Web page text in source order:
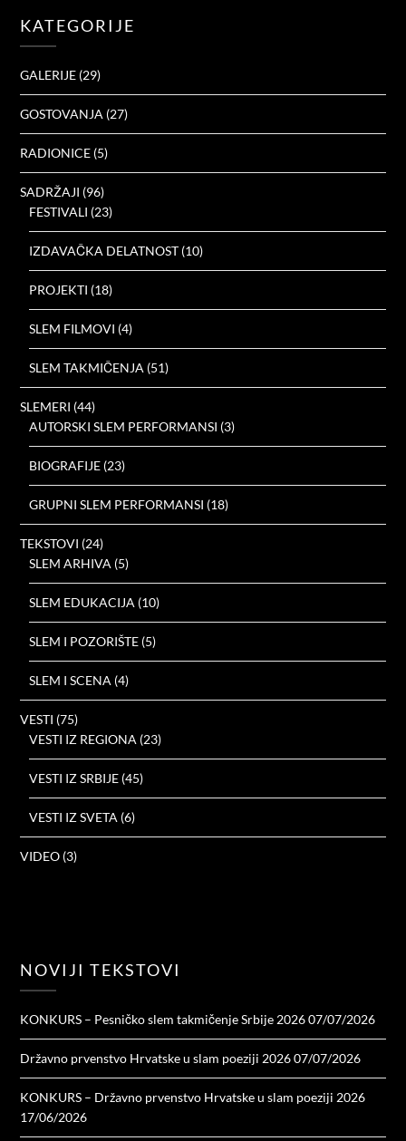
KATEGORIJE
GALERIJE (29)
GOSTOVANJA (27)
RADIONICE (5)
SADRŽAJI (96)
FESTIVALI (23)
IZDAVAČKA DELATNOST (10)
PROJEKTI (18)
SLEM FILMOVI (4)
SLEM TAKMIČENJA (51)
SLEMERI (44)
AUTORSKI SLEM PERFORMANSI (3)
BIOGRAFIJE (23)
GRUPNI SLEM PERFORMANSI (18)
TEKSTOVI (24)
SLEM ARHIVA (5)
SLEM EDUKACIJA (10)
SLEM I POZORIŠTE (5)
SLEM I SCENA (4)
VESTI (75)
VESTI IZ REGIONA (23)
VESTI IZ SRBIJE (45)
VESTI IZ SVETA (6)
VIDEO (3)
NOVIJI TEKSTOVI
KONKURS – Pesničko slem takmičenje Srbije 2026 07/07/2026
Državno prvenstvo Hrvatske u slam poeziji 2026 07/07/2026
KONKURS – Državno prvenstvo Hrvatske u slam poeziji 2026
17/06/2026